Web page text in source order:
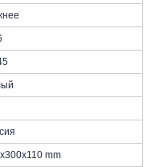
mm